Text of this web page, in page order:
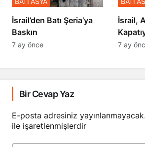
​​​​​​​İsrail’den Batı Şeria’ya
Baskın
7 ay önce
İsrail,
7 ay
Bir Cevap Yaz
E-posta adresiniz yayınlanmayacak.
ile işaretlenmişlerdir